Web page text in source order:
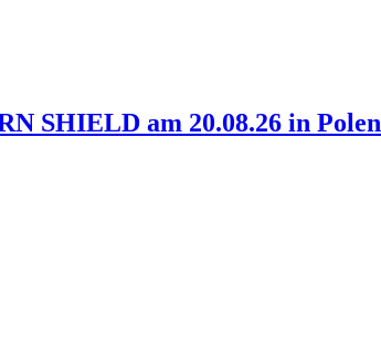
SHIELD am 20.08.26 in Polen